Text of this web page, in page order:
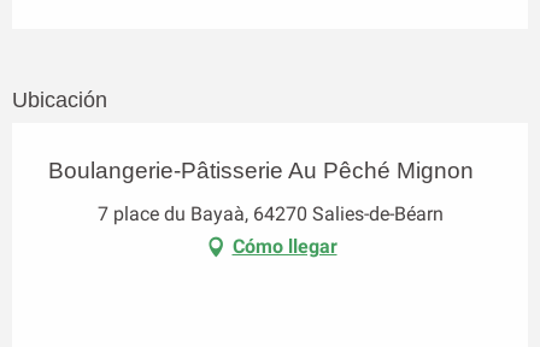
Ubicación
Boulangerie-Pâtisserie Au Pêché Mignon
7 place du Bayaà, 64270 Salies-de-Béarn
Cómo llegar